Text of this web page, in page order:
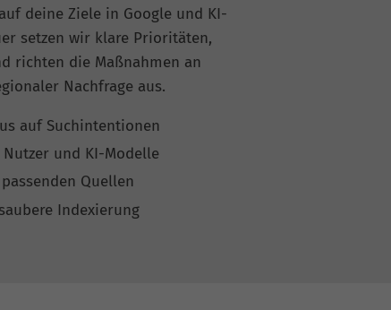
deine Ziele in Google und KI-
setzen wir klare Prioritäten,
richten die Maßnahmen an
Nachfrage aus.
auf Suchintentionen
und KI-Modelle
Quellen
Indexierung